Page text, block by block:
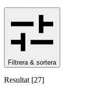
Filtrera & sortera
Resultat [27]